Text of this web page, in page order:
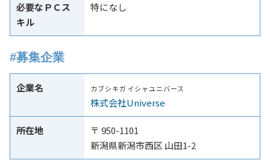
必要なＰＣス
キル
特になし
#募集企業
企業名 カブシキガイシャユニバース
株式会社Universe
所在地
〒 950-1101
新潟県新潟市西区 山田1-2